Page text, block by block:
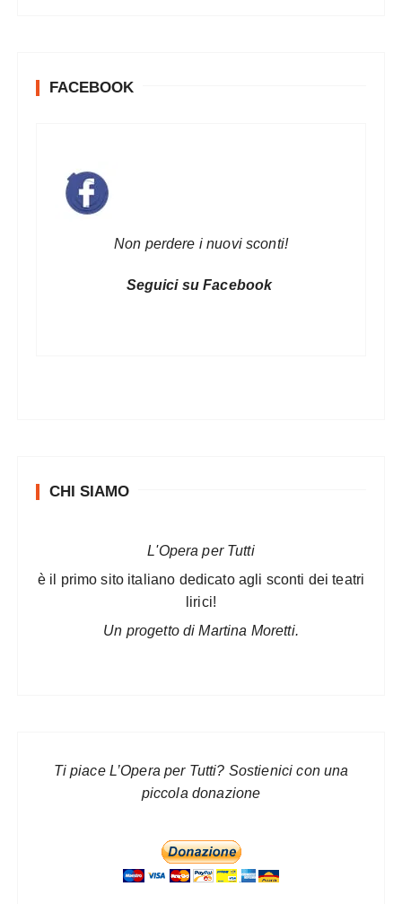
FACEBOOK
Non perdere i nuovi sconti!
Seguici su Facebook
CHI SIAMO
L'Opera per Tutti
è il primo sito italiano dedicato agli sconti dei teatri
lirici!
Un progetto di Martina Moretti.
Ti piace L’Opera per Tutti? Sostienici con una
piccola donazione